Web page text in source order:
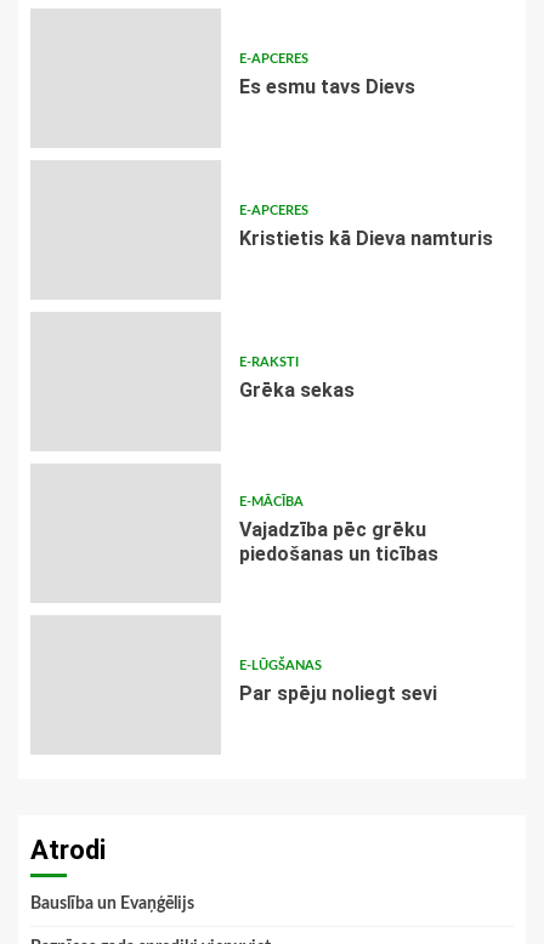
E-APCERES
Es esmu tavs Dievs
E-APCERES
Kristietis kā Dieva namturis
E-RAKSTI
Grēka sekas
E-MĀCĪBA
Vajadzība pēc grēku
piedošanas un ticības
E-LŪGŠANAS
Par spēju noliegt sevi
Atrodi
Bauslība un Evaņģēlijs